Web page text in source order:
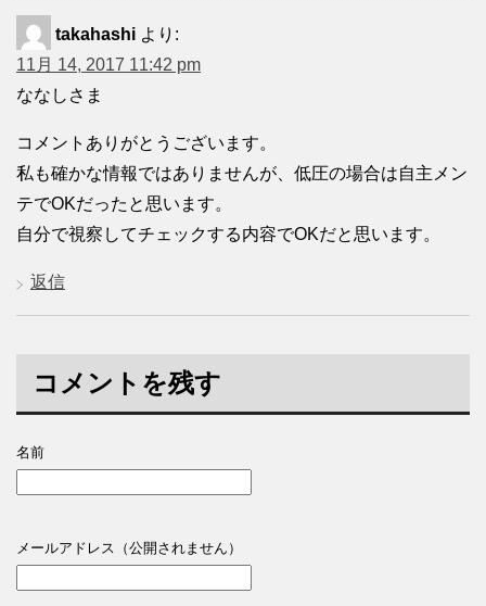
takahashi より:
11月 14, 2017 11:42 pm
ななしさま
コメントありがとうございます。
私も確かな情報ではありませんが、低圧の場合は自主メン
テでOKだったと思います。
自分で視察してチェックする内容でOKだと思います。
返信
コメントを残す
名前
メールアドレス（公開されません）